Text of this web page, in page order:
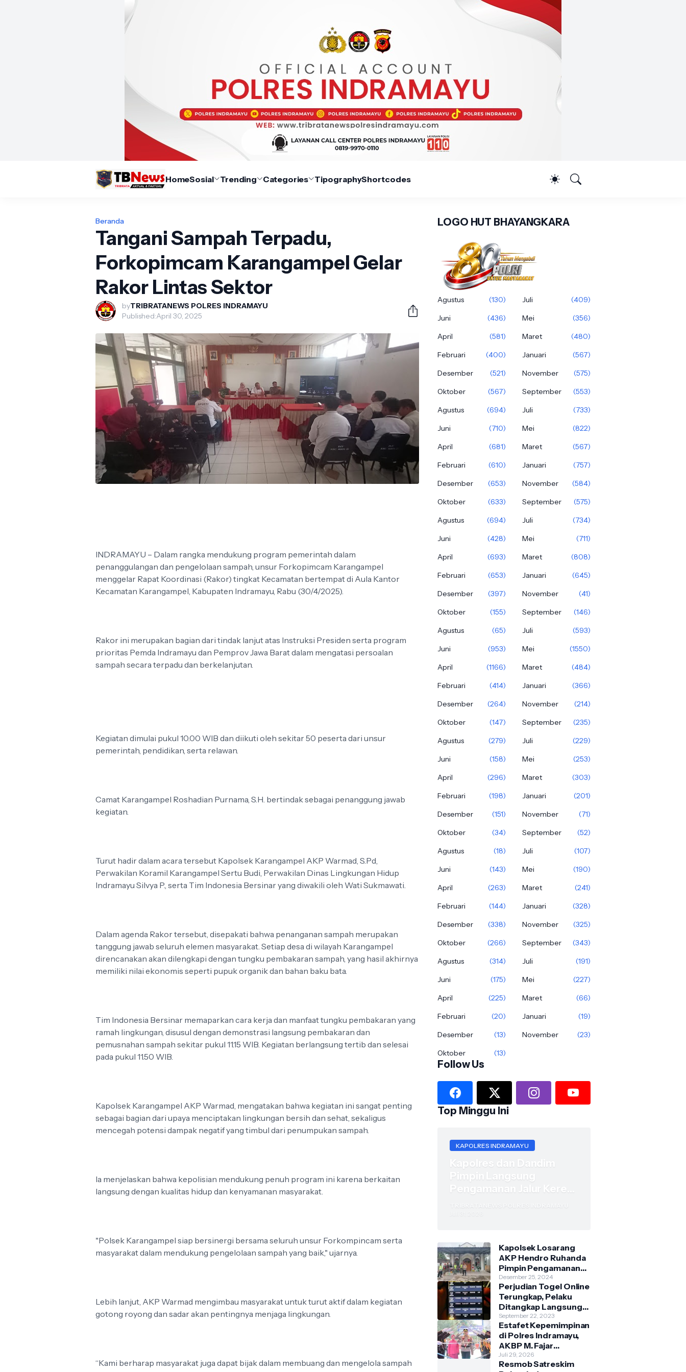
HomeSosial Trending Categories TipographyShortcodes
Beranda
Tangani Sampah Terpadu,
Forkopimcam Karangampel Gelar
Rakor Lintas Sektor
byTRIBRATANEWS POLRES INDRAMAYU
Published:April 30, 2025
INDRAMAYU – Dalam rangka mendukung program pemerintah dalam
penanggulangan dan pengelolaan sampah, unsur Forkopimcam Karangampel
menggelar Rapat Koordinasi (Rakor) tingkat Kecamatan bertempat di Aula Kantor
Kecamatan Karangampel, Kabupaten Indramayu, Rabu (30/4/2025).
Rakor ini merupakan bagian dari tindak lanjut atas Instruksi Presiden serta program
prioritas Pemda Indramayu dan Pemprov Jawa Barat dalam mengatasi persoalan
sampah secara terpadu dan berkelanjutan.
Kegiatan dimulai pukul 10.00 WIB dan diikuti oleh sekitar 50 peserta dari unsur
pemerintah, pendidikan, serta relawan.
Camat Karangampel Roshadian Purnama, S.H. bertindak sebagai penanggung jawab
kegiatan.
Turut hadir dalam acara tersebut Kapolsek Karangampel AKP Warmad, S.Pd,
Perwakilan Koramil Karangampel Sertu Budi, Perwakilan Dinas Lingkungan Hidup
Indramayu Silvya P., serta Tim Indonesia Bersinar yang diwakili oleh Wati Sukmawati.
Dalam agenda Rakor tersebut, disepakati bahwa penanganan sampah merupakan
tanggung jawab seluruh elemen masyarakat. Setiap desa di wilayah Karangampel
direncanakan akan dilengkapi dengan tungku pembakaran sampah, yang hasil akhirnya
memiliki nilai ekonomis seperti pupuk organik dan bahan baku bata.
Tim Indonesia Bersinar memaparkan cara kerja dan manfaat tungku pembakaran yang
ramah lingkungan, disusul dengan demonstrasi langsung pembakaran dan
pemusnahan sampah sekitar pukul 11.15 WIB. Kegiatan berlangsung tertib dan selesai
pada pukul 11.50 WIB.
Kapolsek Karangampel AKP Warmad, mengatakan bahwa kegiatan ini sangat penting
sebagai bagian dari upaya menciptakan lingkungan bersih dan sehat, sekaligus
mencegah potensi dampak negatif yang timbul dari penumpukan sampah.
Ia menjelaskan bahwa kepolisian mendukung penuh program ini karena berkaitan
langsung dengan kualitas hidup dan kenyamanan masyarakat.
"Polsek Karangampel siap bersinergi bersama seluruh unsur Forkompincam serta
masyarakat dalam mendukung pengelolaan sampah yang baik," ujarnya.
Lebih lanjut, AKP Warmad mengimbau masyarakat untuk turut aktif dalam kegiatan
gotong royong dan sadar akan pentingnya menjaga lingkungan.
“Kami berharap masyarakat juga dapat bijak dalam membuang dan mengelola sampah
LOGO HUT BHAYANGKARA
Agustus (130) Juli
(409)
Juni
(436) Mei
(356)
April
(581) Maret
(480)
Februari
(400) Januari
(567)
Desember
(521) November
(575)
Oktober
(567) September
(553)
Agustus
(694) Juli
(733)
Juni
(710) Mei
(822)
April
(681) Maret
(567)
Februari
(610) Januari
(757)
Desember
(653) November
(584)
Oktober
(633) September
(575)
Agustus
(694) Juli
(734)
Juni
(428) Mei
(711)
April
(693) Maret
(808)
Februari
(653) Januari
(645)
Desember
(397) November
(41)
Oktober
(155) September
(146)
Agustus
(65) Juli
(593)
Juni
(953) Mei
(1550)
April
(1166) Maret
(484)
Februari
(414) Januari
(366)
Desember
(264) November
(214)
Oktober
(147) September
(235)
Agustus
(279) Juli
(229)
Juni
(158) Mei
(253)
April
(296) Maret
(303)
Februari
(198) Januari
(201)
Desember
(151) November
(71)
Oktober
(34) September
(52)
Agustus
(18) Juli
(107)
Juni
(143) Mei
(190)
April
(263) Maret
(241)
Februari
(144) Januari
(328)
Desember
(338) November
(325)
Oktober
(266) September
(343)
Agustus
(314) Juli
(191)
Juni
(175) Mei
(227)
April
(225) Maret
(66)
Februari
(20) Januari
(19)
Desember
(13) November
(23)
Oktober
(13)
Follow Us
Top Minggu Ini
KAPOLRES INDRAMAYU
Kapolres dan Dandim
Pimpin Langsung
Pengamanan Jalur Kereta
TRIBRATANEWS POLRES INDRAMAYU
Kapolsek Losarang
AKP Hendro Ruhanda
Pimpin Pengamanan
Misa Natal di GKI
Krimun
Desember 25, 2024
Perjudian Togel Online
Terungkap, Pelaku
Ditangkap Langsung
Unit Reskrim Polsek
Anjatan di Teras
Rumah
September 22, 2023
Estafet Kepemimpinan
di Polres Indramayu,
AKBP M. Fajar
Gemilang Serahkan
Tongkat Komando
Juli 29, 2026
Resmob Satreskim